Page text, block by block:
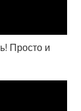
Просто и